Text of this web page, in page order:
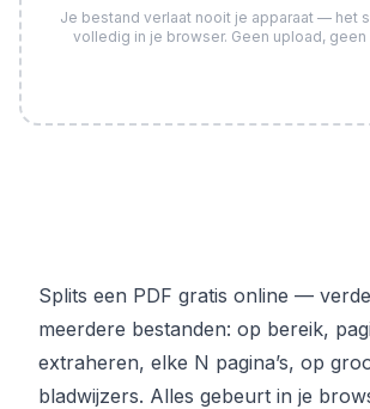
Je bestand verlaat nooit je apparaat — het
volledig in je browser. Geen upload,
Splits een PDF gratis online —
meerdere bestanden: op bereik,
extraheren, elke N pagina’s, op
bladwijzers. Alles gebeurt in je